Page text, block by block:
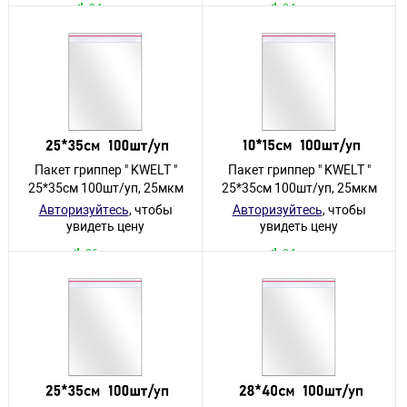
34 товара 34 товара
Пакет гриппер " KWELT "
25*35см 100шт/уп, 25мкм
Авторизуйтесь, чтобы
увидеть цену
26 товаров
Пакет гриппер " KWELT "
25*35см 100шт/уп, 25мкм
Авторизуйтесь, чтобы
увидеть цену
94 товара